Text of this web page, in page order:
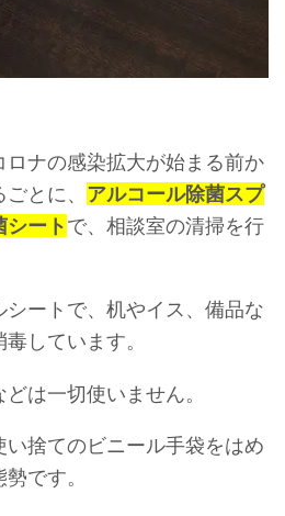
ナの感染拡大が始まる前か
とに、 アルコール除菌スプ
シートで、相談室の清掃を行
ートで、机やイス、備品な
しています。
は一切使いません。
捨てのビニール手袋をはめ
です。